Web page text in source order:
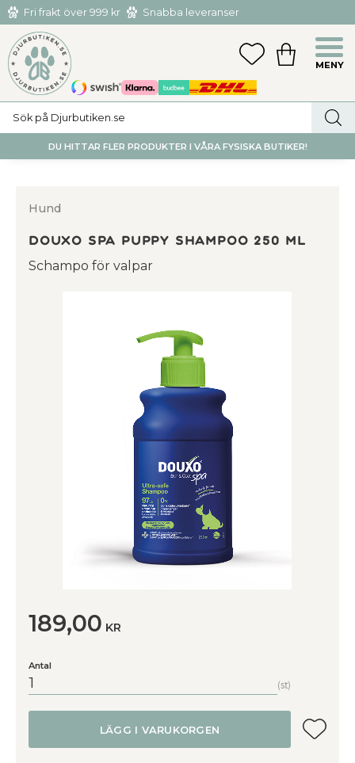
Meny
Fri frakt över 999 kr
Snabba leveranser
Hämta och returnera i butiken i Tumba eller Huddinge C
FAVORITER
KUNDVAGN
DU HITTAR FLER PRODUKTER I VÅRA FYSISKA BUTIKER!
Hund
Douxo Spa Puppy Shampoo 250 ml
Schampo för valpar
189,00 KR
Antal
st
LÄGG I VARUKORGEN Lägg